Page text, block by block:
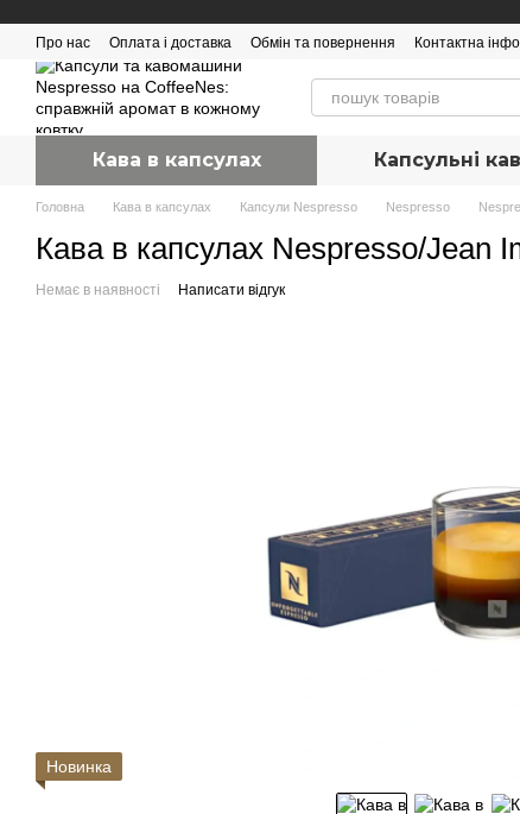
Про нас Оплата і доставка Обмін та повернення Контактна
Кава в капсулах Капсульні
Головна Кава в капсулах Капсули Nespresso Nespresso
Кава в капсулах Nespresso/Jean
Немає в наявності Написати відгук
Новинка